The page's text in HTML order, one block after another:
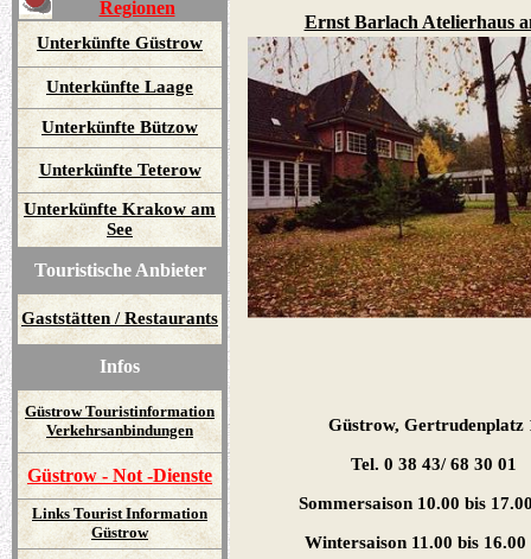
Regionen
Unterkünfte Güstrow
Unterkünfte Laage
Unterkünfte Bützow
Unterkünfte Teterow
Unterkünfte Krakow am
See
Touristische Anbieter
Gaststätten / Restaurants
Infos
Güstrow Touristinformation
Verkehrsanbindungen
Güstrow - Not -Dienste
Links Tourist Information
Güstrow
Ernst Barlach Atelierhaus
Güstrow, Gertrudenplatz
Tel. 0 38 43/ 68 30 01
Sommersaison 10.00 bis
Wintersaison 11.00 bis